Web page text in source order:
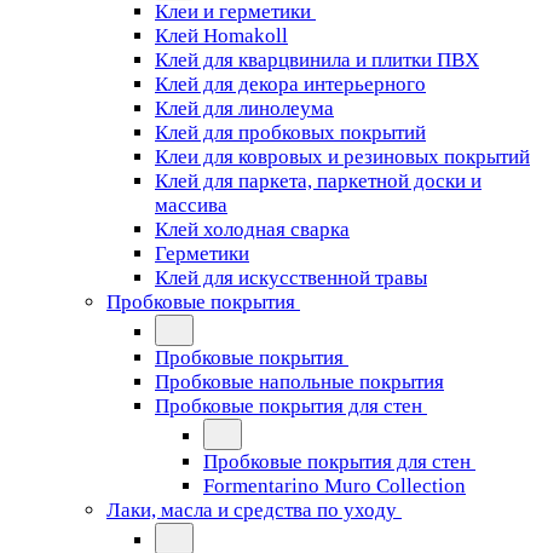
Клеи и герметики
Клей Homakoll
Клей для кварцвинила и плитки ПВХ
Клей для декора интерьерного
Клей для линолеума
Клей для пробковых покрытий
Клеи для ковровых и резиновых покрытий
Клей для паркета, паркетной доски и
массива
Клей холодная сварка
Герметики
Клей для искусственной травы
Пробковые покрытия
Пробковые покрытия
Пробковые напольные покрытия
Пробковые покрытия для стен
Пробковые покрытия для стен
Formentarino Muro Collection
Лаки, масла и средства по уходу